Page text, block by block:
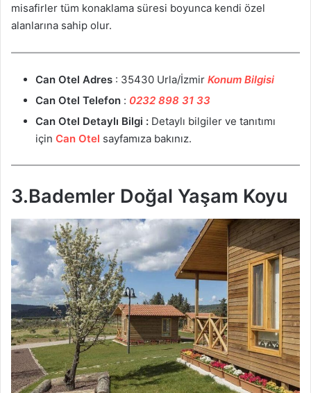
misafirler tüm konaklama süresi boyunca kendi özel
alanlarına sahip olur.
Can Otel Adres : 35430 Urla/İzmir Konum Bilgisi
Can Otel Telefon : 0232 898 31 33
Can Otel Detaylı Bilgi : Detaylı bilgiler ve tanıtımı
için Can Otel sayfamıza bakınız.
3.Bademler Doğal Yaşam Koyu